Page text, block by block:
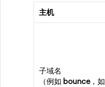
主机
子域名
（例如 bounce，如